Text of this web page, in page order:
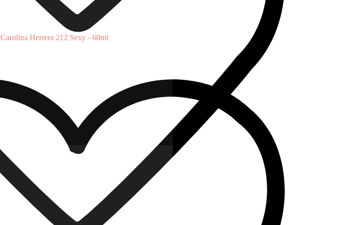
Carolina Herrera 212 Sexy - 60ml